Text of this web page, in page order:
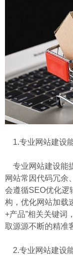
1.专业网站建设
专业网站建设能
网站常因代码冗余
会遵循SEO优化逻
构，优化网站加载
+产品”相关关键词
取源源不断的精准
2.专业网站建设